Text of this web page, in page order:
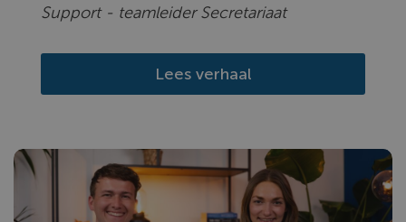
Support - teamleider Secretariaat
Lees verhaal